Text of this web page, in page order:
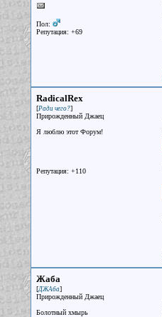
Пол:
Репутация: +69
RadicalRex
[Ради чего?]
Прирожденный Джаец
Я люблю этот Форум!
Репутация: +110
Жаба
[ДЖАба]
Прирожденный Джаец
Болотный хмырь